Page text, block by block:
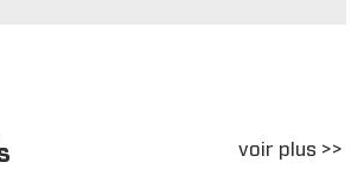
voir plus >>